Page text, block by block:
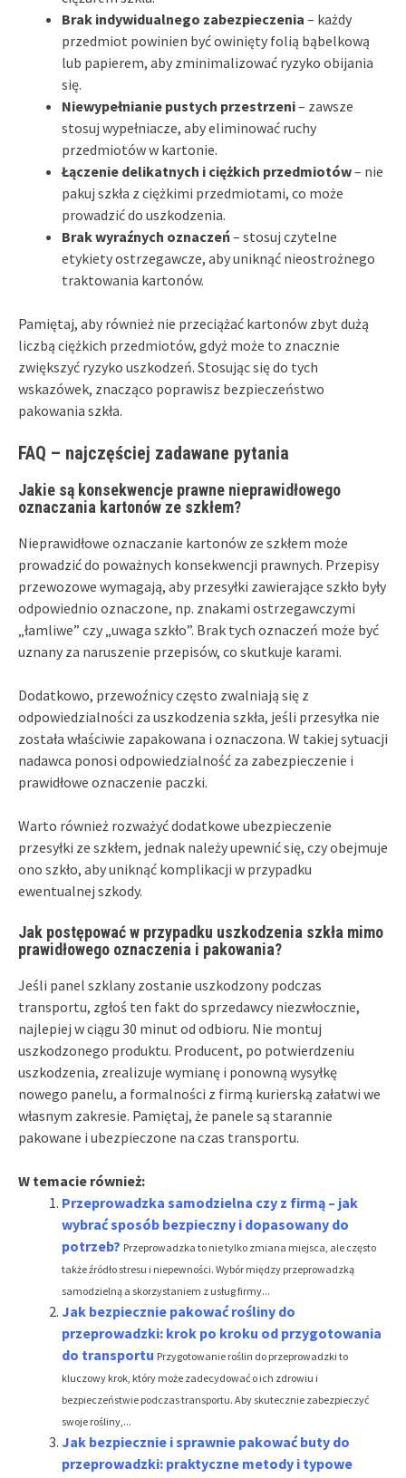
Brak indywidualnego zabezpieczenia – każdy
przedmiot powinien być owinięty folią bąbelkową
lub papierem, aby zminimalizować ryzyko obijania
się.
Niewypełnianie pustych przestrzeni– zawsze
stosuj wypełniacze, aby eliminować ruchy
przedmiotów w kartonie.
Łączenie delikatnych i ciężkich przedmiotów– nie
pakuj szkła z ciężkimi przedmiotami, co może
prowadzić do uszkodzenia.
Brak wyraźnych oznaczeń– stosuj czytelne
etykiety ostrzegawcze, aby uniknąć nieostrożnego
traktowania kartonów.
Pamiętaj, aby również nie przeciążać kartonów zbyt dużą
liczbą ciężkich przedmiotów, gdyż może to znacznie
zwiększyć ryzyko uszkodzeń. Stosując się do tych
wskazówek, znacząco poprawisz bezpieczeństwo
pakowania szkła.
FAQ – najczęściej zadawane pytania
Jakie są konsekwencje prawne nieprawidłowego
oznaczania kartonów ze szkłem?
Nieprawidłowe oznaczanie kartonów ze szkłem może
prowadzić do poważnych konsekwencji prawnych. Przepisy
przewozowe wymagają, aby przesyłki zawierające szkło były
odpowiednio oznaczone, np. znakami ostrzegawczymi
„łamliwe” czy „uwaga szkło”. Brak tych oznaczeń może być
uznany za naruszenie przepisów, co skutkuje karami.
Dodatkowo, przewoźnicy często zwalniają się z
odpowiedzialności za uszkodzenia szkła, jeśli przesyłka nie
została właściwie zapakowana i oznaczona. W takiej sytuacji
nadawca ponosi odpowiedzialność za zabezpieczenie i
prawidłowe oznaczenie paczki.
Warto również rozważyć dodatkowe ubezpieczenie
przesyłki ze szkłem, jednak należy upewnić się, czy obejmuje
ono szkło, aby uniknąć komplikacji w przypadku
ewentualnej szkody.
Jak postępować w przypadku uszkodzenia szkła mimo
prawidłowego oznaczenia i pakowania?
Jeśli panel szklany zostanie uszkodzony podczas
transportu, zgłoś ten fakt do sprzedawcy niezwłocznie,
najlepiej w ciągu 30 minut od odbioru. Nie montuj
uszkodzonego produktu. Producent, po potwierdzeniu
uszkodzenia, zrealizuje wymianę i ponowną wysyłkę
nowego panelu, a formalności z firmą kurierską załatwi we
własnym zakresie. Pamiętaj, że panele są starannie
pakowane i ubezpieczone na czas transportu.
W temacie również:
Przeprowadzka samodzielna czy z firmą – jak
wybrać sposób bezpieczny i dopasowany do
potrzeb? Przeprowadzka to nie tylko zmiana miejsca, ale często
także źródło stresu i niepewności. Wybór między przeprowadzką
samodzielną a skorzystaniem z usług firmy...
Jak bezpiecznie pakować rośliny do
przeprowadzki: krok po kroku od przygotowania
do transportu Przygotowanie roślin do przeprowadzki to
kluczowy krok, który może zadecydować o ich zdrowiu i
bezpieczeństwie podczas transportu. Aby skutecznie zabezpieczyć
swoje rośliny,...
Jak bezpiecznie i sprawnie pakować buty do
przeprowadzki: praktyczne metody i typowe